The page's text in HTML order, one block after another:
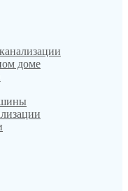
доме